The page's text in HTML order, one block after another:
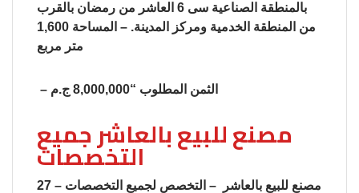
بالمنطقة الصناعية سى 6 العاشر من رمضان بالقرب
من المنطقة الخدمية ومركز المدينة. – المساحة 1,600
متر مربع
– الثمن المطلوب “8,000,000 ج.م
مصنع للبيع بالعاشر جميع
التخصصات
27 – مصنع للبيع بالعاشر – التخصص لجميع التخصصات